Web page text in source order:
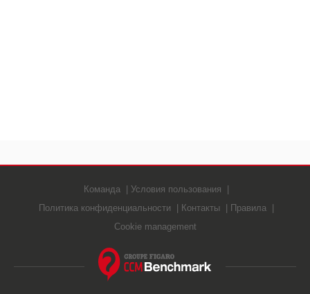
Команда
Условия пользования
Политика конфиденциальности
Контакты
Правила
Cookie management